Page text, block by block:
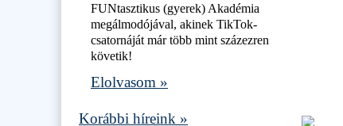
FUNtasztikus (gyerek) Akadémia
megálmodójával, akinek TikTok-
csatornáját már több mint százezren
követik!
Elolvasom »
Korábbi híreink »